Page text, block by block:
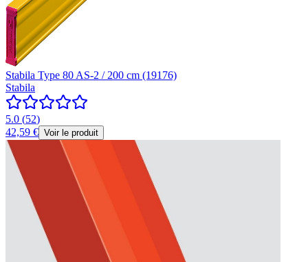
Stabila Type 80 AS-2 / 200 cm (19176)
Stabila
5.0 (52)
42,59 € Voir le produit